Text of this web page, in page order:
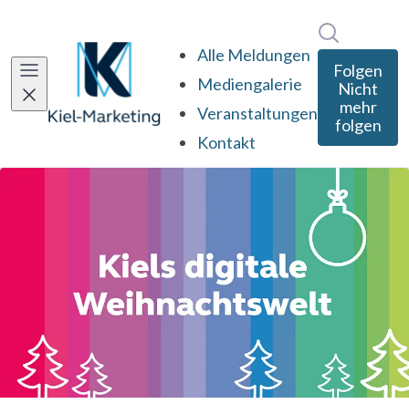
Alle Meldungen
Mediengalerie
Veranstaltungen
Kontakt
Folgen
Nicht
mehr
folgen